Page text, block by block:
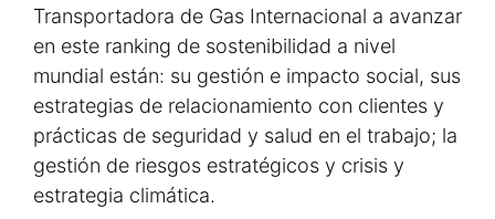
Transportadora de Gas Internacional a avanzar
en este ranking de sostenibilidad a nivel
mundial están: su gestión e impacto social, sus
estrategias de relacionamiento con clientes y
prácticas de seguridad y salud en el trabajo; la
gestión de riesgos estratégicos y crisis y
estrategia climática.